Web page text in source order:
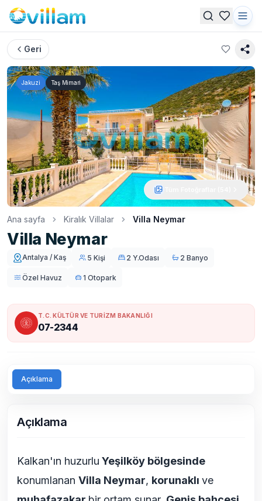
Geri
Jakuzi Taş Mimari
Ana sayfa Kiralık Villalar Villa Neymar
Villa Neymar
Antalya / Kaş 5 Kişi 2 Y.Odası 2 Banyo
Özel Havuz 1 Otopark
T.C. KÜLTÜR VE TURİZM BAKANLIĞI
07-2344
Açıklama
Açıklama
Kalkan'ın huzurlu Yeşilköy bölgesinde
konumlanan Villa Neymar, korunaklı ve